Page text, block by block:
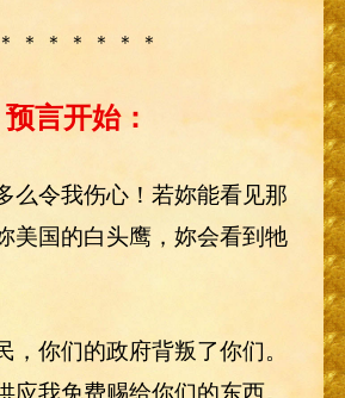
＊ ＊ ＊ ＊ ＊ ＊ ＊
预言开始：
么令我伤心！若妳能看见那
美国的白头鹰，妳会看到牠
，你们的政府背叛了你们。
应我免费赐给你们的东西。